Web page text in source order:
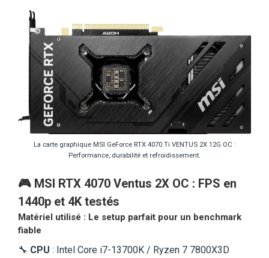
La carte graphique MSI GeForce RTX 4070 Ti VENTUS 2X 12G OC :
Performance, durabilité et refroidissement.
🎮 MSI RTX 4070 Ventus 2X OC : FPS en
1440p et 4K testés
Matériel utilisé : Le setup parfait pour un benchmark
fiable
🔧 CPU : Intel Core i7-13700K / Ryzen 7 7800X3D